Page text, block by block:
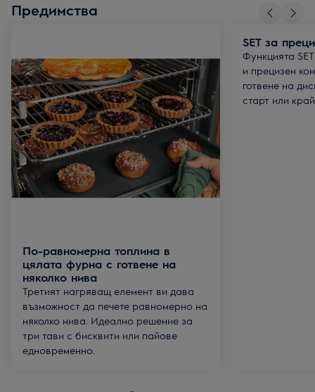
Предимства
По-равномерна топлина в
цялата фурна с готвене на
няколко нива
Третият нагряващ елемент ви дава
възможност да печете равномерно на
няколко нива. Идеално решение за
три тави с бисквити или пайове
едновременно.
SET за
Функцията
и прецизен
готвене на
старт или